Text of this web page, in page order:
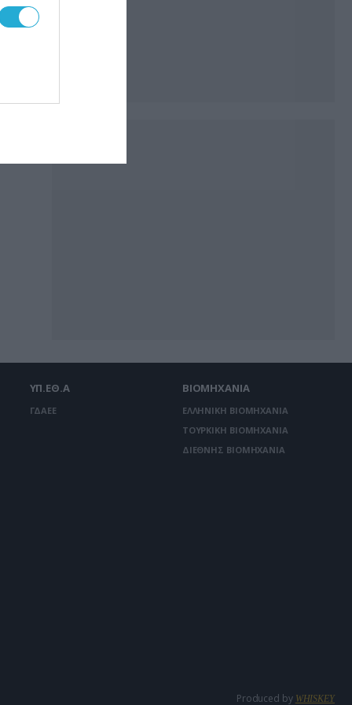
ΥΠ.ΕΘ.Α
ΓΔΑΕΕ
ΒΙΟΜΗΧΑΝΙΑ
ΕΛΛΗΝΙΚΗ ΒΙΟΜΗΧΑΝΙΑ
ΤΟΥΡΚΙΚΗ ΒΙΟΜΗΧΑΝΙΑ
ΔΙΕΘΝΗΣ ΒΙΟΜΗΧΑΝΙΑ
Produced by WHISKEY